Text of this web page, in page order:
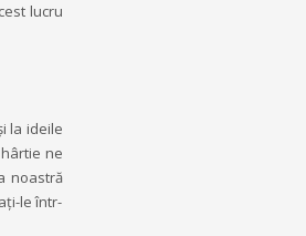
lucru
la ideile
ne
noastră
le într-